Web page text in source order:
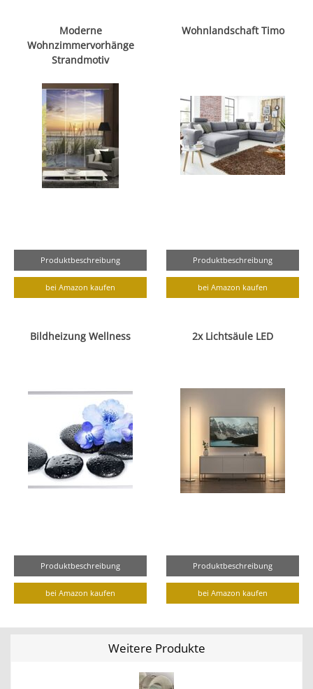
Moderne
Wohnzimmervorhänge
Strandmotiv
Produktbeschreibung
bei Amazon kaufen
Wohnlandschaft Timo
Produktbeschreibung
bei Amazon kaufen
Bildheizung Wellness
Produktbeschreibung
bei Amazon kaufen
2x Lichtsäule LED
Produktbeschreibung
bei Amazon kaufen
Weitere Produkte